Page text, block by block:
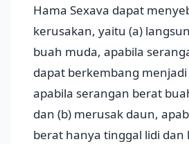
Hama Sexava dapat
kerusakan, yaitu (a)
buah muda, apabila
dapat berkembang
apabila serangan berat
dan (b) merusak daun,
berat hanya tinggal lidi dan